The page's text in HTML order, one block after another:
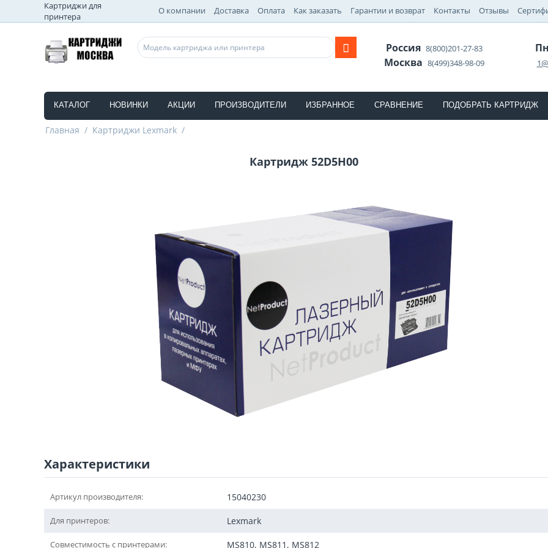
Картриджи для
принтера
О компании Доставка Оплата Как заказать Гарантии и возврат Контакты Отзывы
Россия8(800)201-27-83
Москва8(499)348-98-09
КАТАЛОГ НОВИНКИ АКЦИИ ПРОИЗВОДИТЕЛИ ИЗБРАННОЕ СРАВНЕНИЕ ПОДОБРАТЬ КАРТРИДЖ
Главная / Картриджи Lexmark /
Картридж 52D5H00
Характеристики
Артикул производителя: 15040230
Для принтеров: Lexmark
Совместимость с принтерами: MS810, MS811, MS812